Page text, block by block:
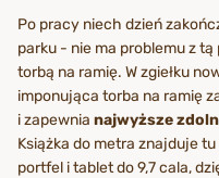
Po pracy niech dzień
parku - nie ma problemu z
torbą na ramię. W zgiełku
imponująca torba na ramię
i zapewnia najwyższe
Książka do metra znajduje
portfel i tablet do 9,7 cala,